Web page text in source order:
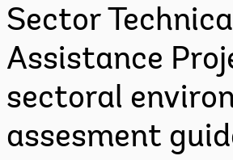
Sector
Assistance
sectoral
assesment